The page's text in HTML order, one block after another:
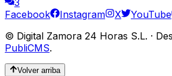
Facebook
Instagram X YouTube
© Digital Zamora 24 Horas S.L. ·
PubliCMS.
Volver arriba